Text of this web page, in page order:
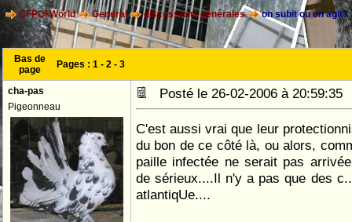
CFPOI World General discussions générales on subit ou on agit?
Bas de
page
Pages : 1 - 2 - 3
cha-pas
Pigeonneau
Posté le 26-02-2006 à
C'est aussi vrai que leur
du bon de ce côté là, ou alors,
paille infectée ne serait pas
de sérieux....Il n'y a pas que des
atlantiqUe....